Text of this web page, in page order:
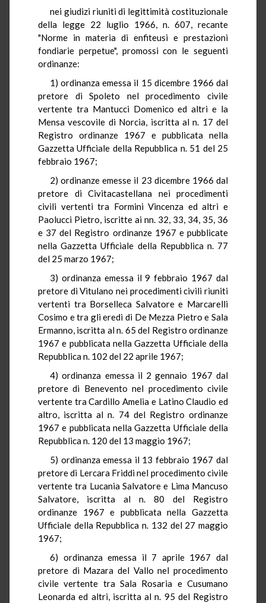
nei giudizi riuniti di legittimità costituzionale
della legge 22 luglio 1966, n. 607, recante
"Norme in materia di enfiteusi e prestazioni
fondiarie perpetue", promossi con le seguenti
ordinanze:
1) ordinanza emessa il 15 dicembre 1966 dal
pretore di Spoleto nel procedimento civile
vertente tra Mantucci Domenico ed altri e la
Mensa vescovile di Norcia, iscritta al n. 17 del
Registro ordinanze 1967 e pubblicata nella
Gazzetta Ufficiale della Repubblica n. 51 del 25
febbraio 1967;
2) ordinanze emesse il 23 dicembre 1966 dal
pretore di Civitacastellana nei procedimenti
civili vertenti tra Formini Vincenza ed altri e
Paolucci Pietro, iscritte ai nn. 32, 33, 34, 35, 36
e 37 del Registro ordinanze 1967 e pubblicate
nella Gazzetta Ufficiale della Repubblica n. 77
del 25 marzo 1967;
3) ordinanza emessa il 9 febbraio 1967 dal
pretore di Vitulano nei procedimenti civili riuniti
vertenti tra Borselleca Salvatore e Marcarelli
Cosimo e tra gli eredi di De Mezza Pietro e Sala
Ermanno, iscritta al n. 65 del Registro ordinanze
1967 e pubblicata nella Gazzetta Ufficiale della
Repubblica n. 102 del 22 aprile 1967;
4) ordinanza emessa il 2 gennaio 1967 dal
pretore di Benevento nel procedimento civile
vertente tra Cardillo Amelia e Latino Claudio ed
altro, iscritta al n. 74 del Registro ordinanze
1967 e pubblicata nella Gazzetta Ufficiale della
Repubblica n. 120 del 13 maggio 1967;
5) ordinanza emessa il 13 febbraio 1967 dal
pretore di Lercara Friddi nel procedimento civile
vertente tra Lucania Salvatore e Lima Mancuso
Salvatore, iscritta al n. 80 del Registro
ordinanze 1967 e pubblicata nella Gazzetta
Ufficiale della Repubblica n. 132 del 27 maggio
1967;
6) ordinanza emessa il 7 aprile 1967 dal
pretore di Mazara del Vallo nel procedimento
civile vertente tra Sala Rosaria e Cusumano
Leonarda ed altri, iscritta al n. 95 del Registro